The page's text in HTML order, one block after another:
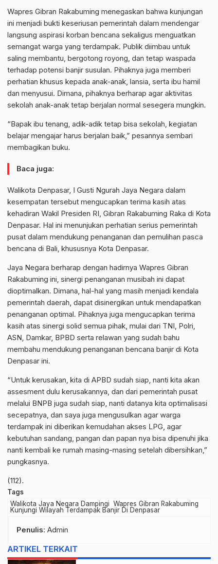
Wapres Gibran Rakabuming menegaskan bahwa kunjungan
ini menjadi bukti keseriusan pemerintah dalam mendengar
langsung aspirasi korban bencana sekaligus menguatkan
semangat warga yang terdampak. Publik diimbau untuk
saling membantu, bergotong royong, dan tetap waspada
terhadap potensi banjir susulan. Pihaknya juga memberi
perhatian khusus kepada anak-anak, lansia, serta ibu hamil
dan menyusui. Dimana, pihaknya berharap agar aktivitas
sekolah anak-anak tetap berjalan normal sesegera mungkin.
“Bapak ibu tenang, adik-adik tetap bisa sekolah, kegiatan
belajar mengajar harus berjalan baik,” pesannya sembari
membagikan buku.
Baca juga:
Walikota Denpasar, I Gusti Ngurah Jaya Negara dalam
kesempatan tersebut mengucapkan terima kasih atas
kehadiran Wakil Presiden RI, Gibran Rakabuming Raka di Kota
Denpasar. Hal ini menunjukan perhatian serius pemerintah
pusat dalam mendukung penanganan dan pemulihan pasca
bencana di Bali, khususnya Kota Denpasar.
Jaya Negara berharap dengan hadirnya Wapres Gibran
Rakabuming ini, sinergi penanganan musibah ini dapat
dioptimalkan. Dimana, hal-hal yang masih menjadi kendala
pemerintah daerah, dapat disinergikan untuk mendapatkan
penanganan optimal. Pihaknya juga mengucapkan terima
kasih atas sinergi solid semua pihak, mulai dari TNI, Polri,
ASN, Damkar, BPBD serta relawan yang sudah bahu
membahu mendukung penanganan bencana banjir di Kota
Denpasar ini.
“Untuk kerusakan, kita di APBD sudah siap, nanti kita akan
assesment dulu kerusakannya, dan dari pemerintah pusat
melalui BNPB juga sudah siap, nanti datanya kita optimalisasi
secepatnya, dan saya juga mengusulkan agar warga
terdampak ini diberikan kemudahan akses LPG, agar
kebutuhan sandang, pangan dan papan nya bisa dipenuhi jika
nanti kembali ke rumah masing-masing setelah dibersihkan,”
pungkasnya.
(112).
Tags
Walikota Jaya Negara Dampingi Wapres Gibran Rakabuming
Kunjungi Wilayah Terdampak Banjir Di Denpasar
Penulis: Admin
ARTIKEL TERKAIT